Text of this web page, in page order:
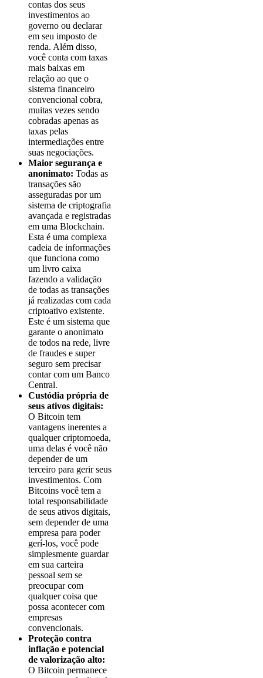
contas dos seus
investimentos ao
governo ou declarar
em seu imposto de
renda. Além disso,
você conta com taxas
mais baixas em
relação ao que o
sistema financeiro
convencional cobra,
muitas vezes sendo
cobradas apenas as
taxas pelas
intermediações entre
suas negociações.
Maior segurança e
anonimato: Todas as
transações são
asseguradas por um
sistema de criptografia
avançada e registradas
em uma Blockchain.
Esta é uma complexa
cadeia de informações
que funciona como
um livro caixa
fazendo a validação
de todas as transações
já realizadas com cada
criptoativo existente.
Este é um sistema que
garante o anonimato
de todos na rede, livre
de fraudes e super
seguro sem precisar
contar com um Banco
Central.
Custódia própria de
seus ativos digitais:
O Bitcoin tem
vantagens inerentes a
qualquer criptomoeda,
uma delas é você não
depender de um
terceiro para gerir seus
investimentos. Com
Bitcoins você tem a
total responsabilidade
de seus ativos digitais,
sem depender de uma
empresa para poder
gerí-los, você pode
simplesmente guardar
em sua carteira
pessoal sem se
preocupar com
qualquer coisa que
possa acontecer com
empresas
convencionais.
Proteção contra
inflação e potencial
de valorização alto:
O Bitcoin permanece